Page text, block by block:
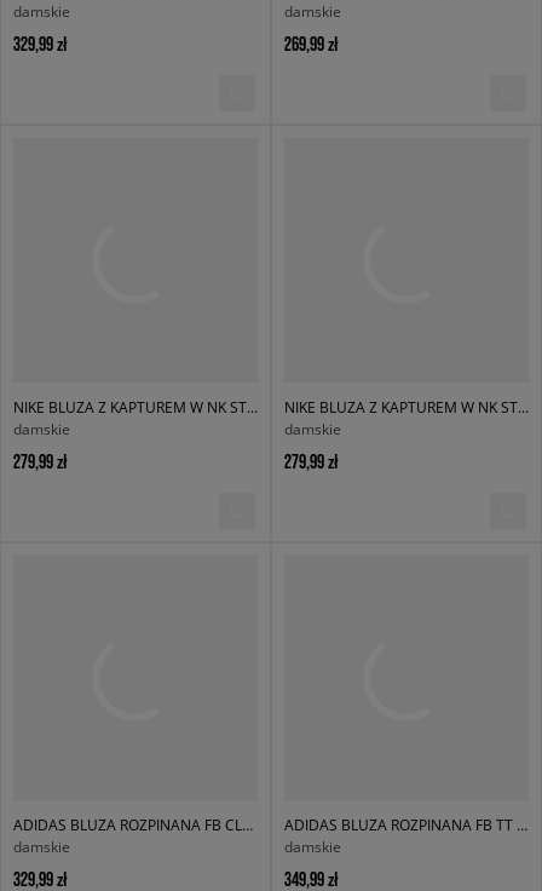
damskie
329,99 zł
damskie
269,99 zł
NIKE BLUZA Z KAPTUREM W NK STDO FLC OS PO HDY
damskie
279,99 zł
NIKE BLUZA Z KAPTUREM W NK STDO FLC MW OS PO HDY
damskie
279,99 zł
ADIDAS BLUZA ROZPINANA FB CLASSIC TT
damskie
329,99 zł
ADIDAS BLUZA ROZPINANA FB TT LOOSE
damskie
349,99 zł